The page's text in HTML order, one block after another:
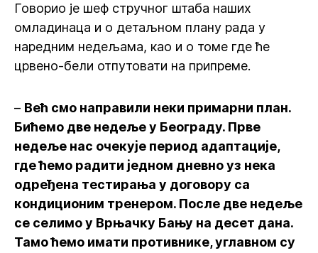
Говорио је шеф стручног штаба наших
омладинаца и о детаљном плану рада у
наредним недељама, као и о томе где ће
црвено-бели отпутовати на припреме.
– Већ смо направили неки примарни план.
Бићемо две недеље у Београду. Прве
недеље нас очекује период адаптације,
где ћемо радити једном дневно уз нека
одређена тестирања у договору са
кондиционим тренером. После две недеље
се селимо у Врњачку Бању на десет дана.
Тамо ћемо имати противнике, углавном су